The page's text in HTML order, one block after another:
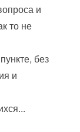
и
то не
без
и